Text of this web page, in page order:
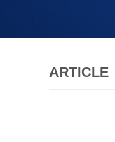
ARTICLE